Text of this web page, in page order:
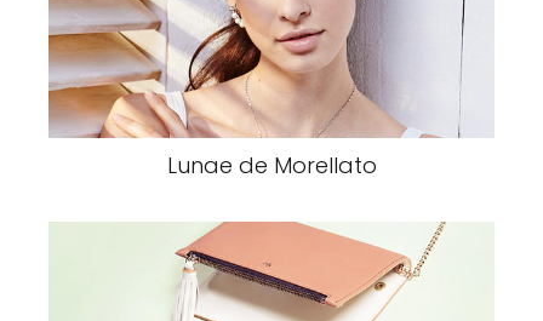
Lunae de Morellato